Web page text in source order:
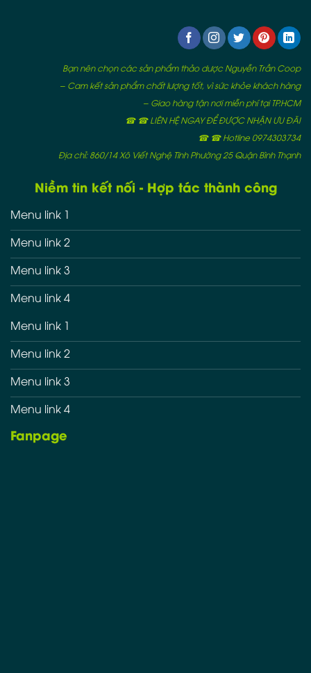
Bạn nên chọn các sản phẩm thảo dược Nguyễn Trần Coop
– Cam kết sản phẩm chất lượng tốt, vì sức khỏe khách hàng
– Giao hàng tận nơi miễn phí tại TP.HCM
☎ ☎ LIÊN HỆ NGAY ĐỂ ĐƯỢC NHẬN ƯU ĐÃI
☎ ☎ Hotline 0974303734
Địa chỉ: 860/14 Xô Viết Nghệ Tĩnh Phường 25 Quận Bình Thạnh
Niềm tin kết nối - Hợp tác thành công
Menu link 1
Menu link 2
Menu link 3
Menu link 4
Menu link 1
Menu link 2
Menu link 3
Menu link 4
Fanpage